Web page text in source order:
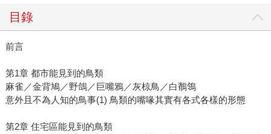
目錄
前言
第1章 都市能見到的鳥類
麻雀／金背鳩／野鴿／巨嘴鴉／灰椋鳥／白鶺鴒
意外且不為人知的鳥事(1) 鳥類的嘴喙其實有各式各樣的形態
第2章 住宅區能見到的鳥類